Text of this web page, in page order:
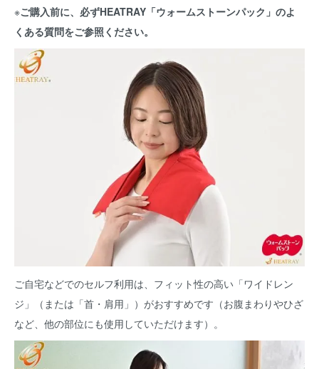
※ご購入前に、必ずHEATRAY「ウォームストーンパック」のよ
くある質問をご参照ください。
ご自宅などでのセルフ利用は、フィット性の高い「ワイドレン
ジ」（または「首・肩用」）がおすすめです（お腹まわりやひざ
など、他の部位にも使用していただけます）。